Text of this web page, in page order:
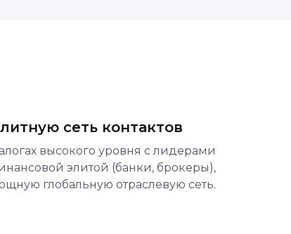
сеть контактов
высокого уровня с лидерами
элитой (банки, брокеры),
глобальную отраслевую сеть.